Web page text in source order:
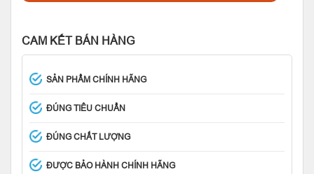
CAM KẾT BÁN HÀNG
SẢN PHẨM CHÍNH HÃNG
ĐÚNG TIÊU CHUẨN
ĐÚNG CHẤT LƯỢNG
ĐƯỢC BẢO HÀNH CHÍNH HÃNG